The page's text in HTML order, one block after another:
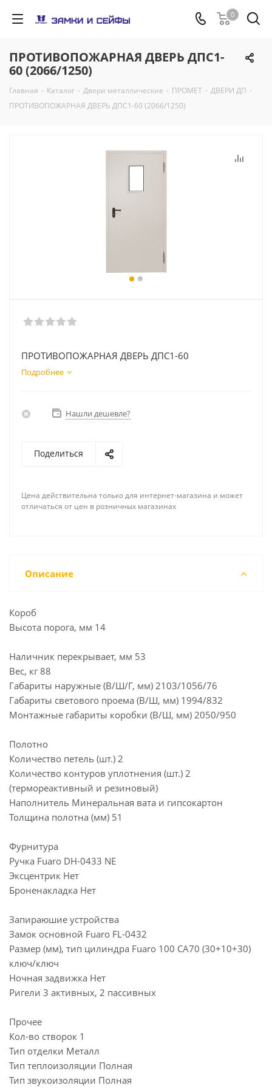
0
ПРОТИВОПОЖАРНАЯ ДВЕРЬ ДПС1-
60 (2066/1250)
Главная - Каталог - Двери металлические - ПРОМЕТ - ДВЕРИ ДП -
ПРОТИВОПОЖАРНАЯ ДВЕРЬ ДПС1-60 (2066/1250)
ПРОТИВОПОЖАРНАЯ ДВЕРЬ ДПС1-60
Подробнее
Нашли дешевле?
Поделиться
Цена действительна только для интернет-магазина и может
отличаться от цен в розничных магазинах
Описание
Короб
Высота порога, мм 14
Наличник перекрывает, мм 53
Вес, кг 88
Габариты наружные (В/Ш/Г, мм) 2103/1056/76
Габариты светового проема (В/Ш, мм) 1994/832
Монтажные габариты коробки (В/Ш, мм) 2050/950
Полотно
Количество петель (шт.) 2
Количество контуров уплотнения (шт.) 2
(термореактивный и резиновый)
Наполнитель Минеральная вата и гипсокартон
Толщина полотна (мм) 51
Фурнитура
Ручка Fuaro DH-0433 NE
Эксцентрик Нет
Броненакладка Нет
Запираюшие устройства
Замок основной Fuaro FL-0432
Размер (мм), тип цилиндра Fuaro 100 CA70 (30+10+30)
ключ/ключ
Ночная задвижка Нет
Ригели 3 активных, 2 пассивных
Прочее
Кол-во створок 1
Тип отделки Металл
Тип теплоизоляции Полная
Тип звукоизоляции Полная